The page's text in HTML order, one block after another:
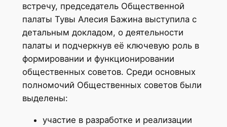
встречу, председатель Общественной
палаты Тувы Алесия Бажина выступила с
детальным докладом, о деятельности
палаты и подчеркнув её ключевую роль в
формировании и функционировании
общественных советов. Среди основных
полномочий Общественных советов были
выделены:
участие в разработке и реализации